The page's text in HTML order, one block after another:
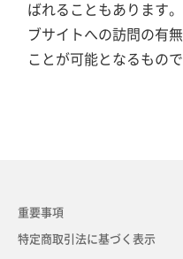
ばれることもあります
ブサイトへの訪問の有
ことが可能となるもので
重要事項
特定商取引法に基づく表示